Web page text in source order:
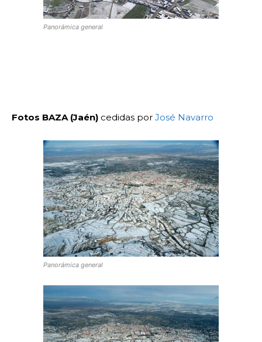
Panorámica general
Fotos BAZA (Jaén) cedidas por José Navarro
Panorámica general